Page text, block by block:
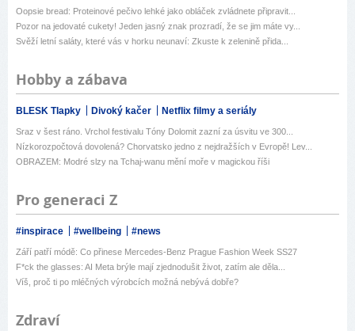
Oopsie bread: Proteinové pečivo lehké jako obláček zvládnete připravit...
Pozor na jedovaté cukety! Jeden jasný znak prozradí, že se jim máte vy...
Svěží letní saláty, které vás v horku neunaví: Zkuste k zelenině přida...
Hobby a zábava
BLESK Tlapky Divoký kačer Netflix filmy a seriály
Sraz v šest ráno. Vrchol festivalu Tóny Dolomit zazní za úsvitu ve 300...
Nízkorozpočtová dovolená? Chorvatsko jedno z nejdražších v Evropě! Lev...
OBRAZEM: Modré slzy na Tchaj-wanu mění moře v magickou říši
Pro generaci Z
#inspirace #wellbeing #news
Září patří módě: Co přinese Mercedes-Benz Prague Fashion Week SS27
F*ck the glasses: AI Meta brýle mají zjednodušit život, zatím ale děla...
Víš, proč ti po mléčných výrobcích možná nebývá dobře?
Zdraví